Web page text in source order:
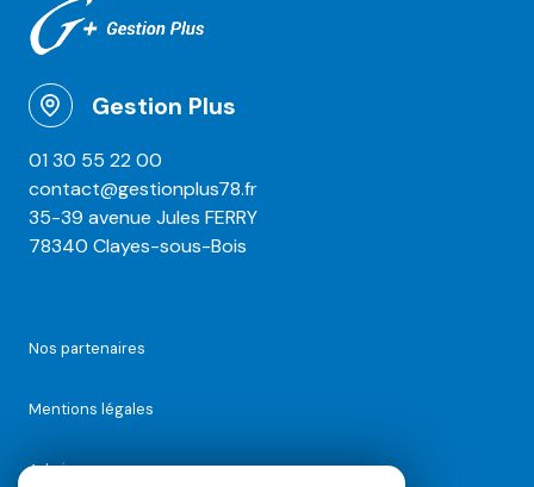
Gestion Plus
01 30 55 22 00
contact@gestionplus78.fr
35-39 avenue Jules FERRY
78340 Clayes-sous-Bois
Nos partenaires
Mentions légales
Admin